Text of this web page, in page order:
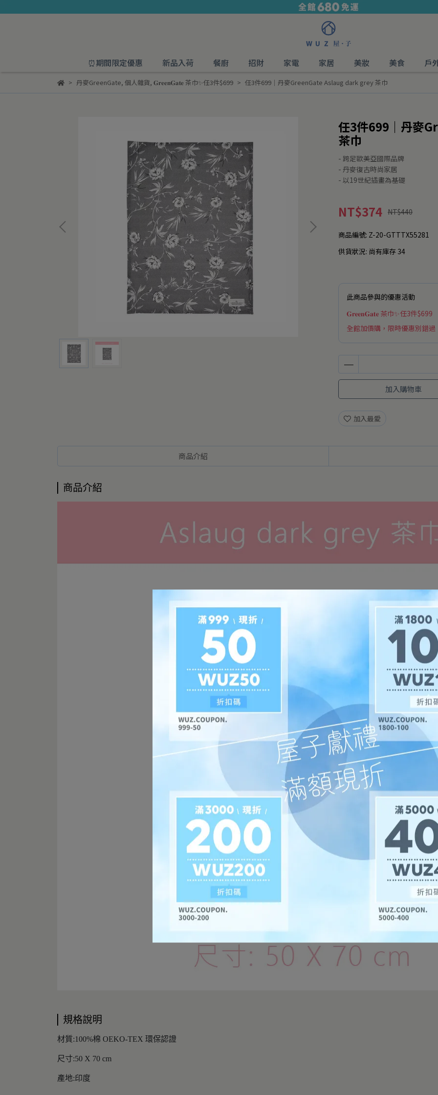
⏰期間限定優惠 新品入荷 餐廚 招財 家電 家居 美妝 美食 戶
丹麥GreenGate, 個人雜貨, 𝐆𝐫𝐞𝐞𝐧𝐆𝐚𝐭𝐞 茶巾✨任3件$699 任3件699｜丹麥GreenGate Aslaug dark grey 茶巾
任3件699｜丹麥
茶巾
- 跨足歐美亞國際品牌
- 丹麥復古時尚家居
- 以19世紀插畫為基礎
NT$374 NT$440
商品編號: Z-20-GTTTX55281
供貨狀況: 尚有庫存 34
此商品參與的優惠活動
𝐆𝐫𝐞𝐞𝐧𝐆𝐚𝐭𝐞 茶巾✨任3件$699
全館加價購，限時優惠別錯過
加入購物車
加入最愛
商品介紹
商品介紹
規格說明
材質:100%棉 OEKO-TEX 環保認證
尺寸:50 X 70 cm
產地:印度